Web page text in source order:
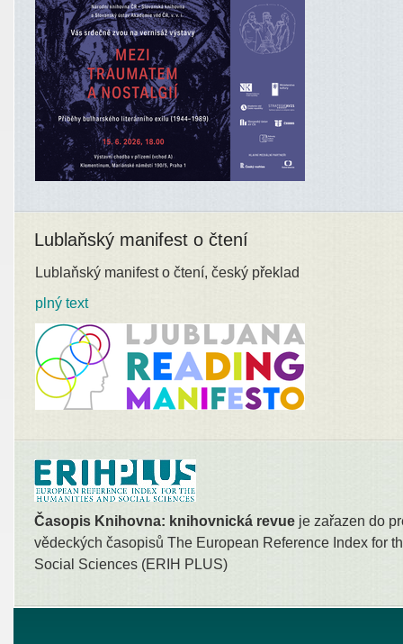
Lublaňský manifest o čtení
Lublaňský manifest o čtení, český překlad
plný text
Časopis Knihovna: knihovnická revue je zařazen do
vědeckých časopisů The European Reference Index for
Social Sciences (ERIH PLUS)